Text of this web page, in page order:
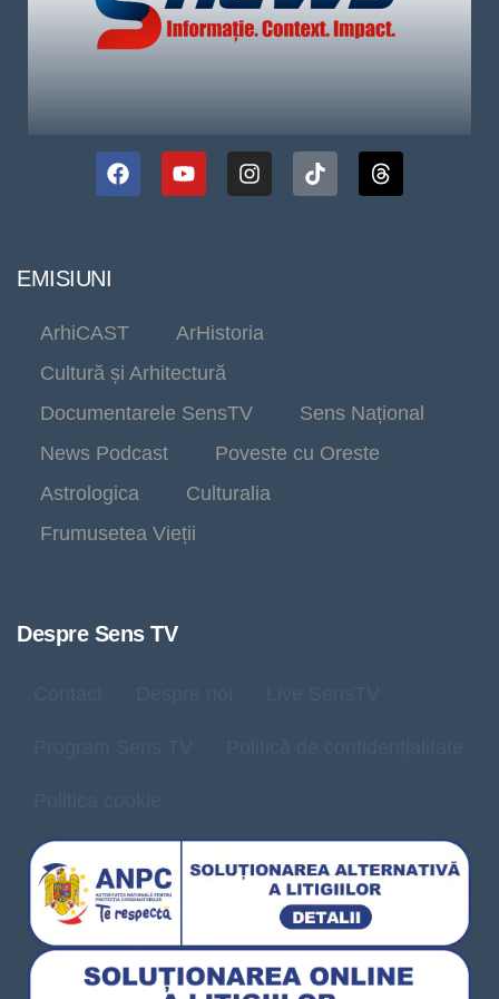
EMISIUNI
ArhiCAST
ArHistoria
Cultură și Arhitectură
Documentarele SensTV
Sens Național
News Podcast
Poveste cu Oreste
Astrologica
Culturalia
Frumusetea Vieții
Despre Sens TV